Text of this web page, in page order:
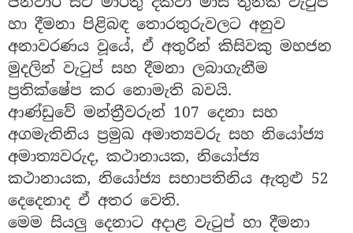
හා දීමනා පිළිබඳ තොරතුරුවලට අනුව
අනාවරණය වූයේ, ඒ අතුරින් කිසිවකු මහජන
මුදලින් වැටුප් සහ දීමනා ලබාගැනීම
ප්‍රතික්ෂේප කර නොමැති බවයි.
ආණ්ඩුවේ මන්ත්‍රීවරුන් 107 දෙනා සහ
අගමැතිනිය ප්‍රමුඛ අමාත්‍යවරු සහ නියෝජ්‍ය
අමාත්‍යවරුද, කථානායක, නියෝජ්‍ය
කථානායක, නියෝජ්‍ය සභාපතිනිය ඇතුළු 52
දෙදෙනාද ඒ අතර වෙති.
මෙම සියලු දෙනාට අදාළ වැටුප් හා දීමනා